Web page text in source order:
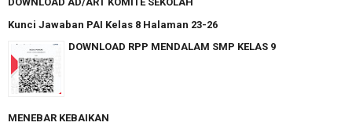
Kunci Jawaban PAI Kelas 8 Halaman 23-26
DOWNLOAD RPP MENDALAM SMP KELAS 9
MENEBAR KEBAIKAN